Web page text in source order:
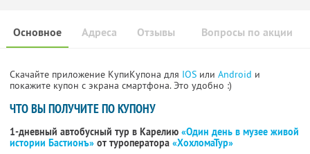
Основное Отзывы Вопросы по акции
Адреса
Скачайте приложение КупиКупона для IOS или Android и
покажите купон с экрана смартфона. Это удобно :)
ЧТО ВЫ ПОЛУЧИТЕ ПО КУПОНУ
1-дневный автобусный тур в Карелию «Один день в музее живой
истории Бастионъ» от туроператора «ХохломаТур»